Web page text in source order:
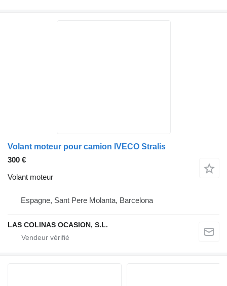
Volant moteur pour camion IVECO Stralis
300 €
Volant moteur
Espagne, Sant Pere Molanta, Barcelona
LAS COLINAS OCASION, S.L.